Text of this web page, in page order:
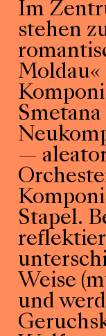
Im
stehen
Moldau«
—
Stapel.
Weise
und